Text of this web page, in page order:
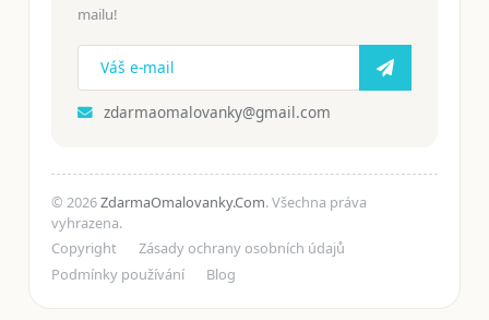
mailu!
zdarmaomalovanky@gmail.com
© 2026ZdarmaOmalovanky.Com. Všechna práva
vyhrazena.
Copyright
Zásady ochrany osobních údajů
Podmínky používání
Blog